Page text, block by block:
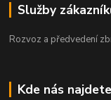
Služby
Rozvoz a předvedení
Kde nás najdete